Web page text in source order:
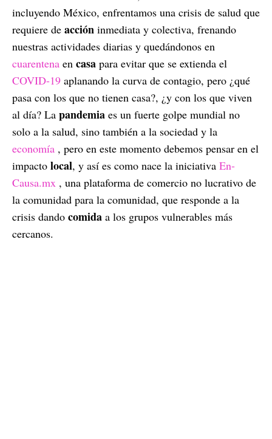
incluyendo México, enfrentamos una crisis de salud que
requiere de acción inmediata y colectiva, frenando
nuestras actividades diarias y quedándonos en
cuarentena en casa para evitar que se extienda el
COVID-19 aplanando la curva de contagio, pero ¿qué
pasa con los que no tienen casa?, ¿y con los que viven
al día? La pandemia es un fuerte golpe mundial no
solo a la salud, sino también a la sociedad y la
economía , pero en este momento debemos pensar en el
impacto local, y así es como nace la iniciativa En-
Causa.mx , una plataforma de comercio no lucrativo de
la comunidad para la comunidad, que responde a la
crisis dando comida a los grupos vulnerables más
cercanos.